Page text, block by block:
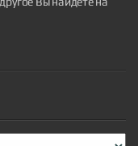
выражение,
как